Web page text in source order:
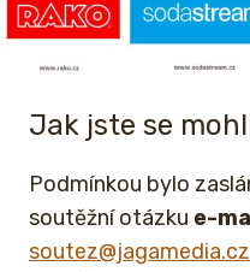
Jak jste se
Podmínkou bylo
soutěžní otázku e-
soutez@jagamedia.cz